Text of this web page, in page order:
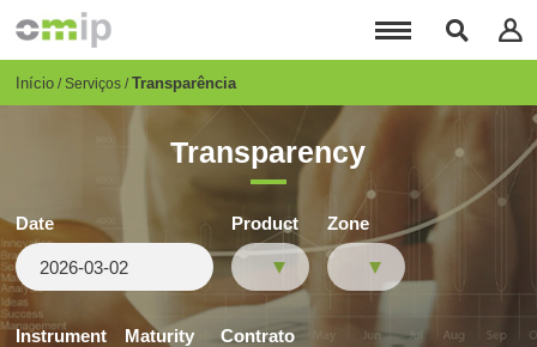
para
conteúdo
Breadcrumb
Início Serviços Transparência
Transparency
Date Product Zone
Instrument Maturity Contrato